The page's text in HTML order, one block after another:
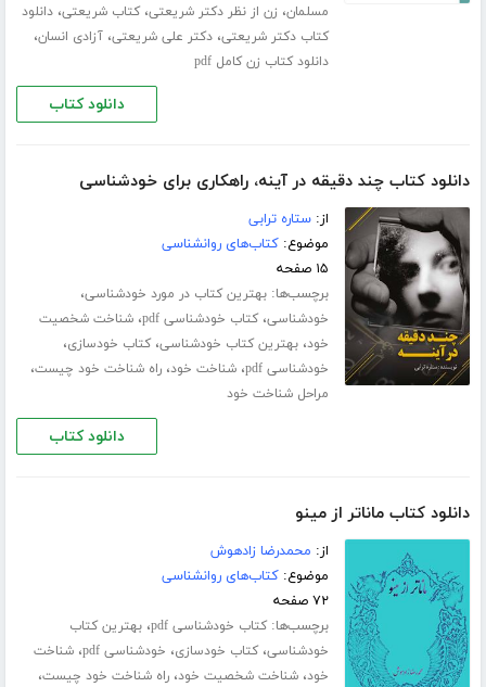
مسلمان، زن از نظر دکتر شریعتی،کتاب شریعتی،دانلود
کتاب دکتر شریعتی،دکتر علی شریعتی،آزادی انسان،
دانلود کتاب زن کامل pdf
دانلود کتاب
دانلود کتاب چند دقیقه در آینه، راهکاری برای خودشناسی
از:ستاره ترابی
موضوع:کتاب‌های روانشناسی
۱۵ صفحه
برچسب‌ها:بهترین کتاب در مورد خودشناسی،
خودشناسی،کتاب خودشناسی pdf ،شناخت شخصیت
خود،بهترین کتاب خودشناسی،کتاب خودسازی،
خودشناسی pdf ،شناخت خود،راه شناخت خود چیست،
مراحل شناخت خود
دانلود کتاب
دانلود کتاب ماناتر از مینو
از: محمدرضا زادهوش
موضوع:کتاب‌های روانشناسی
۷۲ صفحه
برچسب‌ها:کتاب خودشناسی pdf ،بهترین کتاب
خودشناسی،کتاب خودسازی، خودشناسی pdf ،شناخت
خود،شناخت شخصیت خود،راه شناخت خود چیست،